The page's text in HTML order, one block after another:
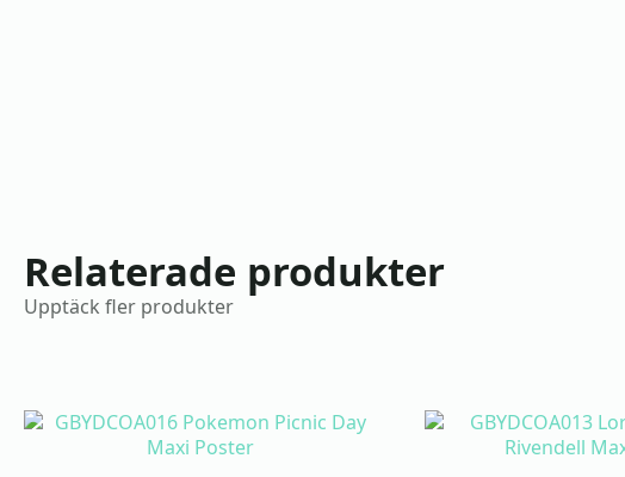
Relaterade produkter
Upptäck fler produkter